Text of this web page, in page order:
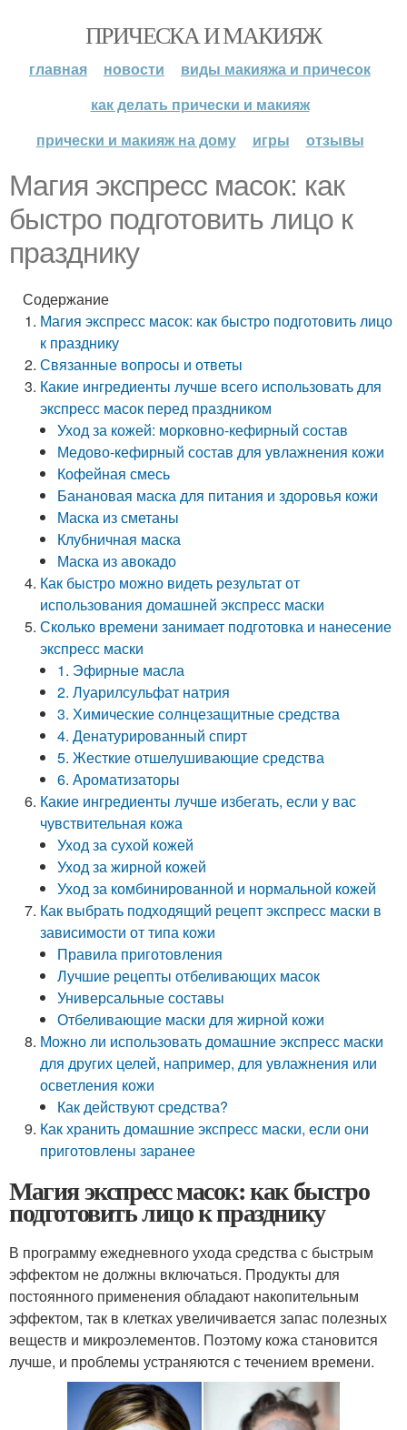
ПРИЧЕСКА И МАКИЯЖ
главная новости
виды макияжа и причесок
как делать прически и макияж
прически и макияж на дому
игры отзывы
Магия экспресс масок: как
быстро подготовить лицо к
празднику
Содержание
Магия экспресс масок: как быстро подготовить лицо
к празднику
Связанные вопросы и ответы
Какие ингредиенты лучше всего использовать для
экспресс масок перед праздником
Уход за кожей: морковно-кефирный состав
Медово-кефирный состав для увлажнения кожи
Кофейная смесь
Банановая маска для питания и здоровья кожи
Маска из сметаны
Клубничная маска
Маска из авокадо
Как быстро можно видеть результат от
использования домашней экспресс маски
Сколько времени занимает подготовка и нанесение
экспресс маски
1. Эфирные масла
2. Луарилсульфат натрия
3. Химические солнцезащитные средства
4. Денатурированный спирт
5. Жесткие отшелушивающие средства
6. Ароматизаторы
Какие ингредиенты лучше избегать, если у вас
чувствительная кожа
Уход за сухой кожей
Уход за жирной кожей
Уход за комбинированной и нормальной кожей
Как выбрать подходящий рецепт экспресс маски в
зависимости от типа кожи
Правила приготовления
Лучшие рецепты отбеливающих масок
Универсальные составы
Отбеливающие маски для жирной кожи
Можно ли использовать домашние экспресс маски
для других целей, например, для увлажнения или
осветления кожи
Как действуют средства?
Как хранить домашние экспресс маски, если они
приготовлены заранее
Магия экспресс масок: как быстро
подготовить лицо к празднику
В программу ежедневного ухода средства с быстрым
эффектом не должны включаться. Продукты для
постоянного применения обладают накопительным
эффектом, так в клетках увеличивается запас полезных
веществ и микроэлементов. Поэтому кожа становится
лучше, и проблемы устраняются с течением времени.